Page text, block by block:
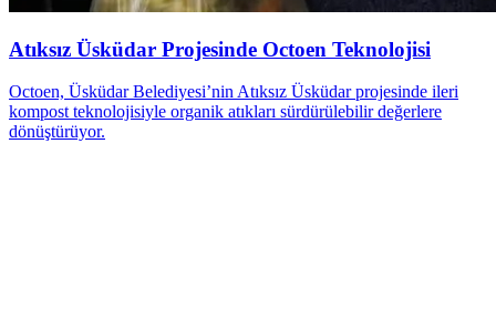
Atıksız Üsküdar Projesinde Octoen Teknolojisi
Octoen, Üsküdar Belediyesi’nin Atıksız Üsküdar projesinde ileri
kompost teknolojisiyle organik atıkları sürdürülebilir değerlere
dönüştürüyor.